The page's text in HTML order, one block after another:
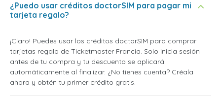
¿Puedo usar créditos doctorSIM para pagar mi
tarjeta regalo?
¡Claro! Puedes usar los créditos doctorSIM para comprar
tarjetas regalo de Ticketmaster Francia. Solo inicia sesión
antes de tu compra y tu descuento se aplicará
automáticamente al finalizar. ¿No tienes cuenta? Créala
ahora y obtén tu primer crédito gratis.